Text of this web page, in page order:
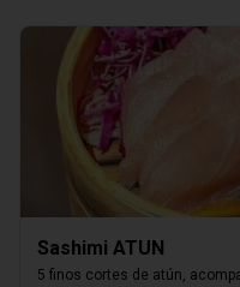
Sashimi ATUN
5 finos cortes de atún,